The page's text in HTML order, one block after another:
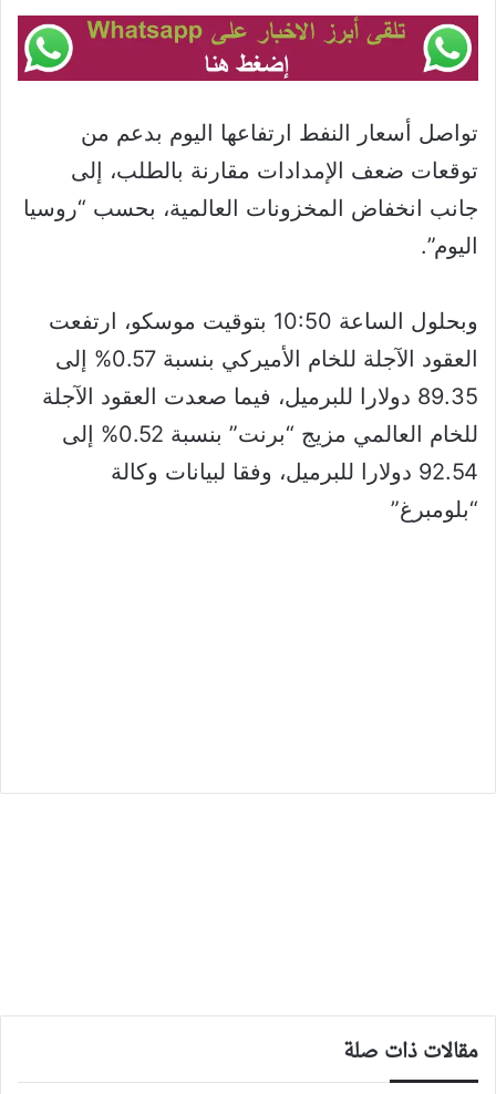
تواصل أسعار النفط ارتفاعها اليوم بدعم من
توقعات ضعف الإمدادات مقارنة بالطلب، إلى
جانب انخفاض المخزونات العالمية، بحسب “روسيا
اليوم”.
وبحلول الساعة 10:50 بتوقيت موسكو، ارتفعت
العقود الآجلة للخام الأميركي بنسبة 0.57% إلى
89.35 دولارا للبرميل، فيما صعدت العقود الآجلة
للخام العالمي مزيج “برنت” بنسبة 0.52% إلى
92.54 دولارا للبرميل، وفقا لبيانات وكالة
“بلومبرغ”
مقالات ذات صلة